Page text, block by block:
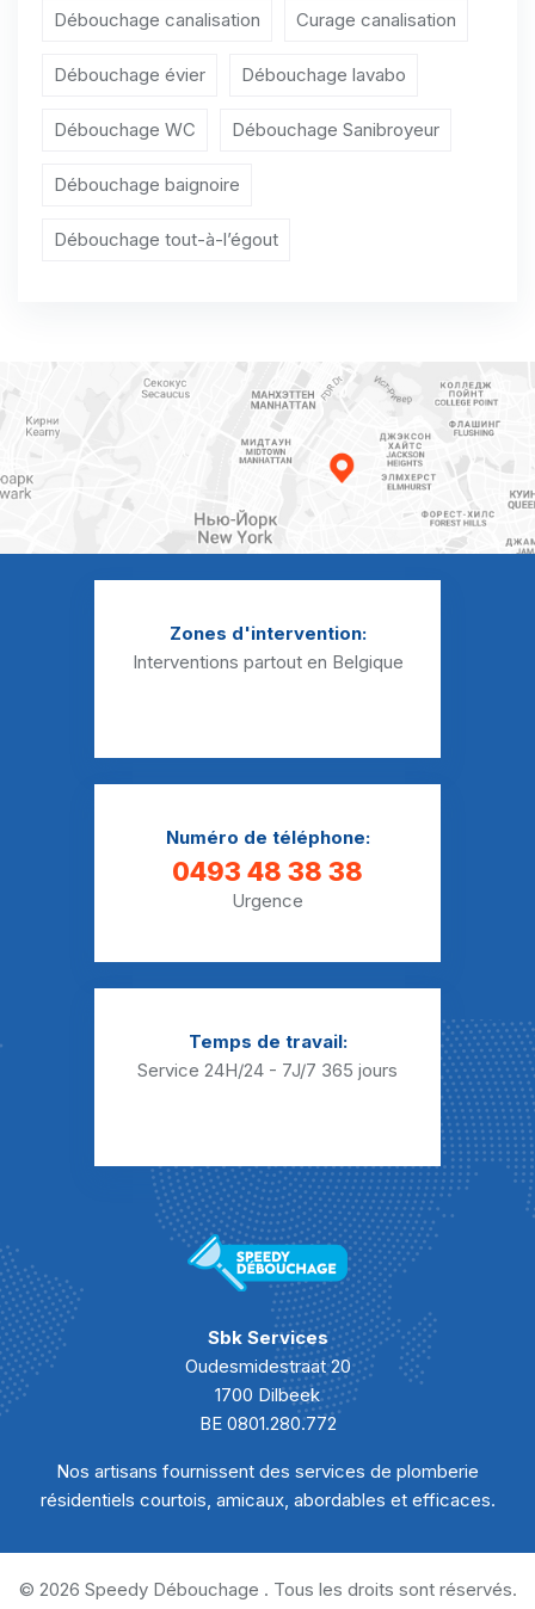
Débouchage WC Houdeng-Aimeries
Débouchage WC Ressaix
Débouchage WC Rouveroy
Débouchage WC Saint-Vaast
Débouchage WC Strépy-Bracquegnies
Débouchage canalisation Curage canalisation
Débouchage évier Débouchage lavabo
Débouchage WC Débouchage Sanibroyeur
Débouchage baignoire
Débouchage tout-à-l’égout
Zones d'intervention:
Interventions partout en Belgique
Numéro de téléphone:
0493 48 38 38
Urgence
Temps de travail:
Service 24H/24 - 7J/7 365 jours
Sbk Services
Oudesmidestraat 20
1700 Dilbeek
BE 0801.280.772
Nos artisans fournissent des services de plomberie
résidentiels courtois, amicaux, abordables et efficaces.
© 2026 Speedy Débouchage . Tous les droits sont réservés.